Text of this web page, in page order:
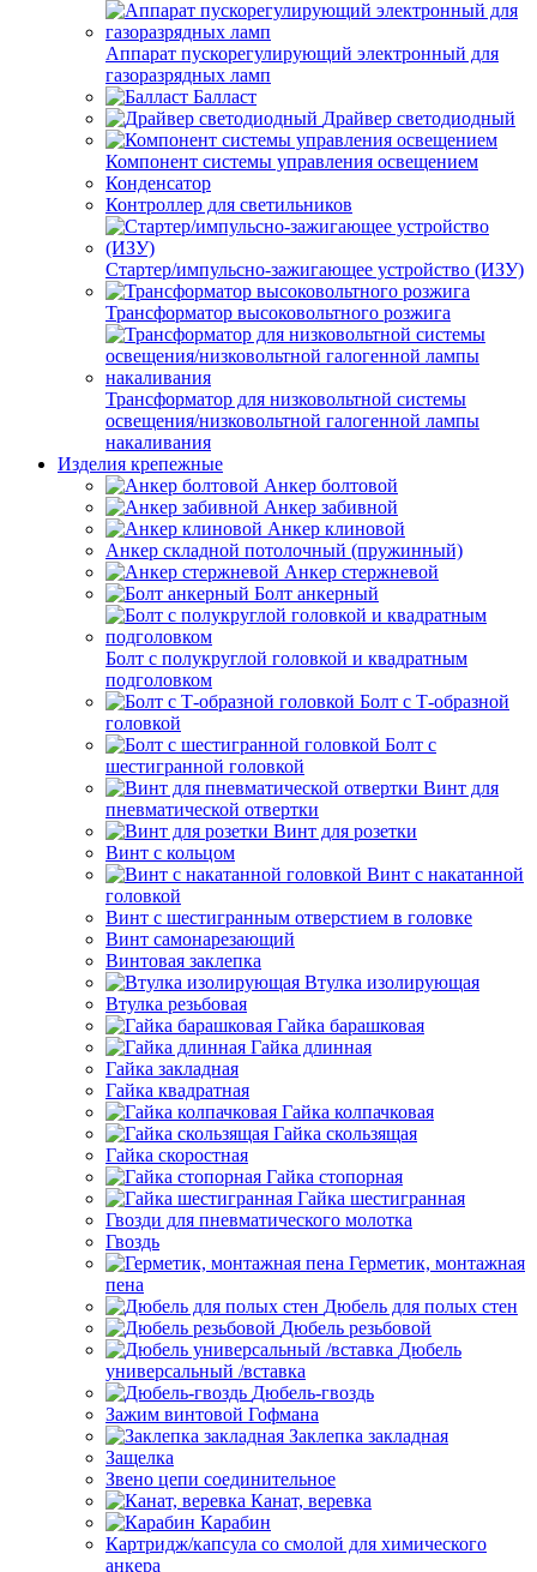
Аппарат пускорегулирующий электронный для
газоразрядных ламп
Балласт
Драйвер светодиодный
Компонент системы управления освещением
Конденсатор
Контроллер для светильников
Стартер/импульсно-зажигающее устройство (ИЗУ)
Трансформатор высоковольтного розжига
Трансформатор для низковольтной системы
освещения/низковольтной галогенной лампы
накаливания
Изделия крепежные
Анкер болтовой
Анкер забивной
Анкер клиновой
Анкер складной потолочный (пружинный)
Анкер стержневой
Болт анкерный
Болт с полукруглой головкой и квадратным
подголовком
Болт с Т-образной
головкой
Болт с
шестигранной головкой
Винт для
пневматической отвертки
Винт для розетки
Винт с кольцом
Винт с накатанной
головкой
Винт с шестигранным отверстием в головке
Винт самонарезающий
Винтовая заклепка
Втулка изолирующая
Втулка резьбовая
Гайка барашковая
Гайка длинная
Гайка закладная
Гайка квадратная
Гайка колпачковая
Гайка скользящая
Гайка скоростная
Гайка стопорная
Гайка шестигранная
Гвозди для пневматического молотка
Гвоздь
Герметик, монтажная
пена
Дюбель для полых стен
Дюбель резьбовой
Дюбель
универсальный /вставка
Дюбель-гвоздь
Зажим винтовой Гофмана
Заклепка закладная
Защелка
Звено цепи соединительное
Канат, веревка
Карабин
Картридж/капсула со смолой для химического
анкера